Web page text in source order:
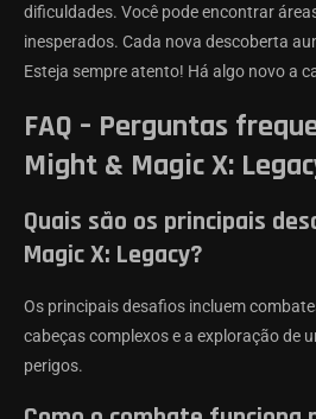
dificuldades. Você pode encontrar
inesperados. Cada nova descoberta
Esteja sempre atento! Há algo novo a
FAQ – Perguntas
Might & Magic X:
Quais são os principais
Magic X: Legacy?
Os principais desafios incluem
cabeças complexos e a exploração de
perigos.